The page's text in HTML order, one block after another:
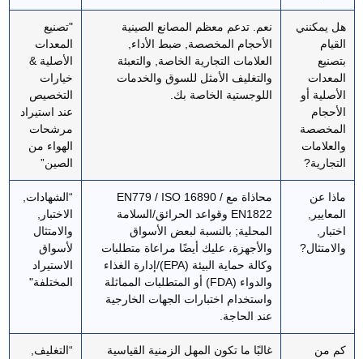
هل يمكنني
القيام
بتصنيع
المعدات
الأصلية أو
الأحجام
المخصصة
والعلامات
التجارية?
نعم. تدعم معظم المصانع الصينية
الأحجام المخصصة, ضبط الأداء,
العلامات التجارية الخاصة, والتعبئة
والتغليف الأمثل للسوق والخدمات
اللوجستية الخاصة بك.
"تصنيع
المعدات
الأصلية &
خيارات
التخصيص
عند استيراد
مرشحات
الهواء من
الصين”
ماذا عن
المعايير,
اختبار,
والامتثال?
محاذاة مع EN779 / ISO 16890 /
EN1822 وقواعد الحرائق/السلامة
المحلية; بالنسبة لبعض الأسواق
والأجهزة، عليك أيضًا مراعاة متطلبات
وكالة حماية البيئة (EPA)/إدارة الغذاء
والدواء (FDA) أو المتطلبات المماثلة
واستخدام اختبارات الجهات الخارجية
عند الحاجة.
“الشهادات,
الاختبار,
والامتثال
لأسواق
الاستيراد
المختلفة"
كم من
غالبًا ما تكون المهل الزمنية القياسية
“التغليف,